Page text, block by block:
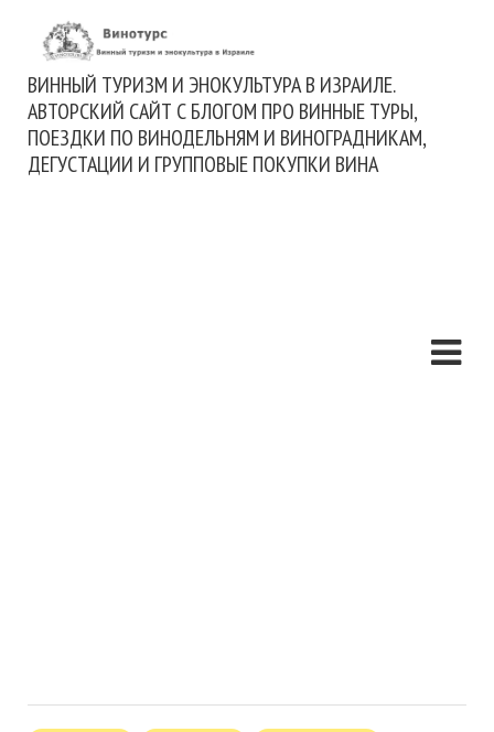
ВИННЫЙ ТУРИЗМ И ЭНОКУЛЬТУРА В ИЗРАИЛЕ.
АВТОРСКИЙ САЙТ С БЛОГОМ ПРО ВИННЫЕ ТУРЫ,
ПОЕЗДКИ ПО ВИНОДЕЛЬНЯМ И ВИНОГРАДНИКАМ,
ДЕГУСТАЦИИ И ГРУППОВЫЕ ПОКУПКИ ВИНА